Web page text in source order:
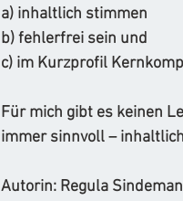
a) inhaltlich stimmen
b) fehlerfrei sein und
c) im Kurzprofil
Für mich gibt es keinen
immer sinnvoll –
Autorin: Regula